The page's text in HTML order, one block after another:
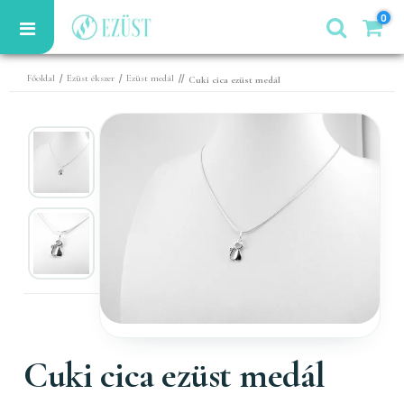
0
Főoldal / Ezüst ékszer / Ezüst medál // Cuki cica ezüst medál
Cuki cica ezüst medál